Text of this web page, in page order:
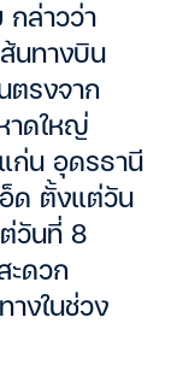
กล่าวว่า
ส้นทางบิน
ตรงจาก
าดใหญ่
ก่น อุดรธานี
ด ตั้งแต่วัน
วันที่ 8
ะดวก
างในช่วง